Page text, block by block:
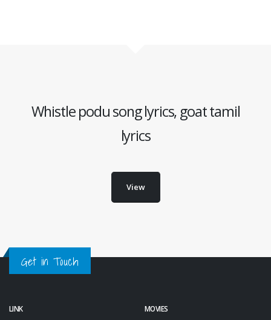
Whistle podu song lyrics, goat tamil
lyrics
View
Get in Touch
LINK MOVIES